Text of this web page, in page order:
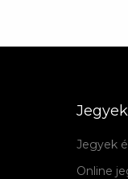
Jegyek
Jegyek
Online